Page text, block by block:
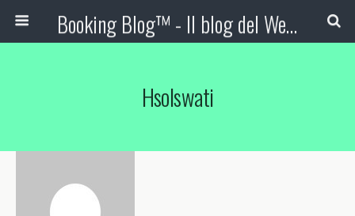
Booking Blog™ - Il blog del Web Marketing Turistico
Hsolswati